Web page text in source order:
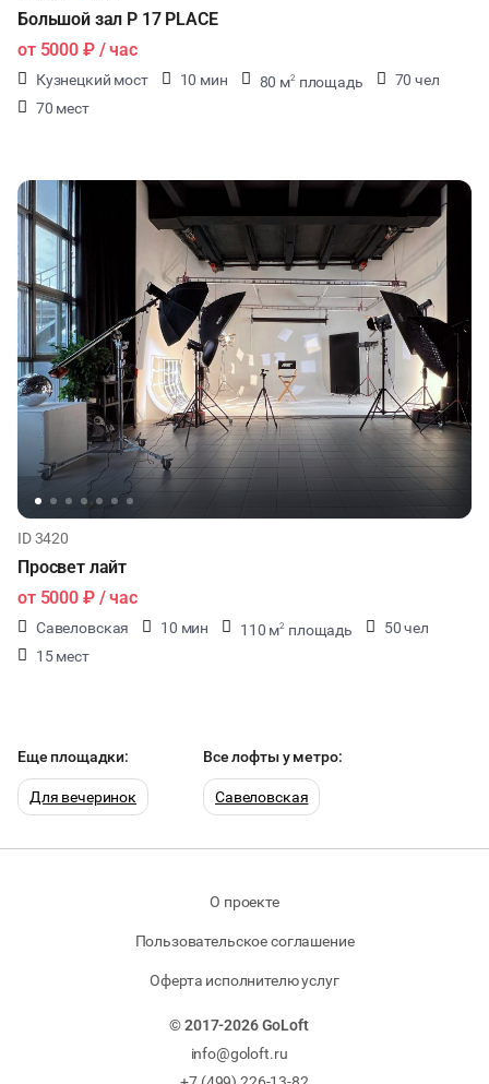
Большой зал P 17 PLACE
от 5000 ₽/ час
Кузнецкий мост 10 мин 80 м2 площадь
70 чел
70 мест
ID 3420
Просвет лайт
от 5000 ₽/ час
Савеловская 10 мин 110 м2 площадь
50 чел
15 мест
Еще площадки:
Для вечеринок
Все лофты у метро:
Савеловская
О проекте
Пользовательское соглашение
Оферта исполнителю услуг
© 2017-2026 GoLoft
info@goloft.ru